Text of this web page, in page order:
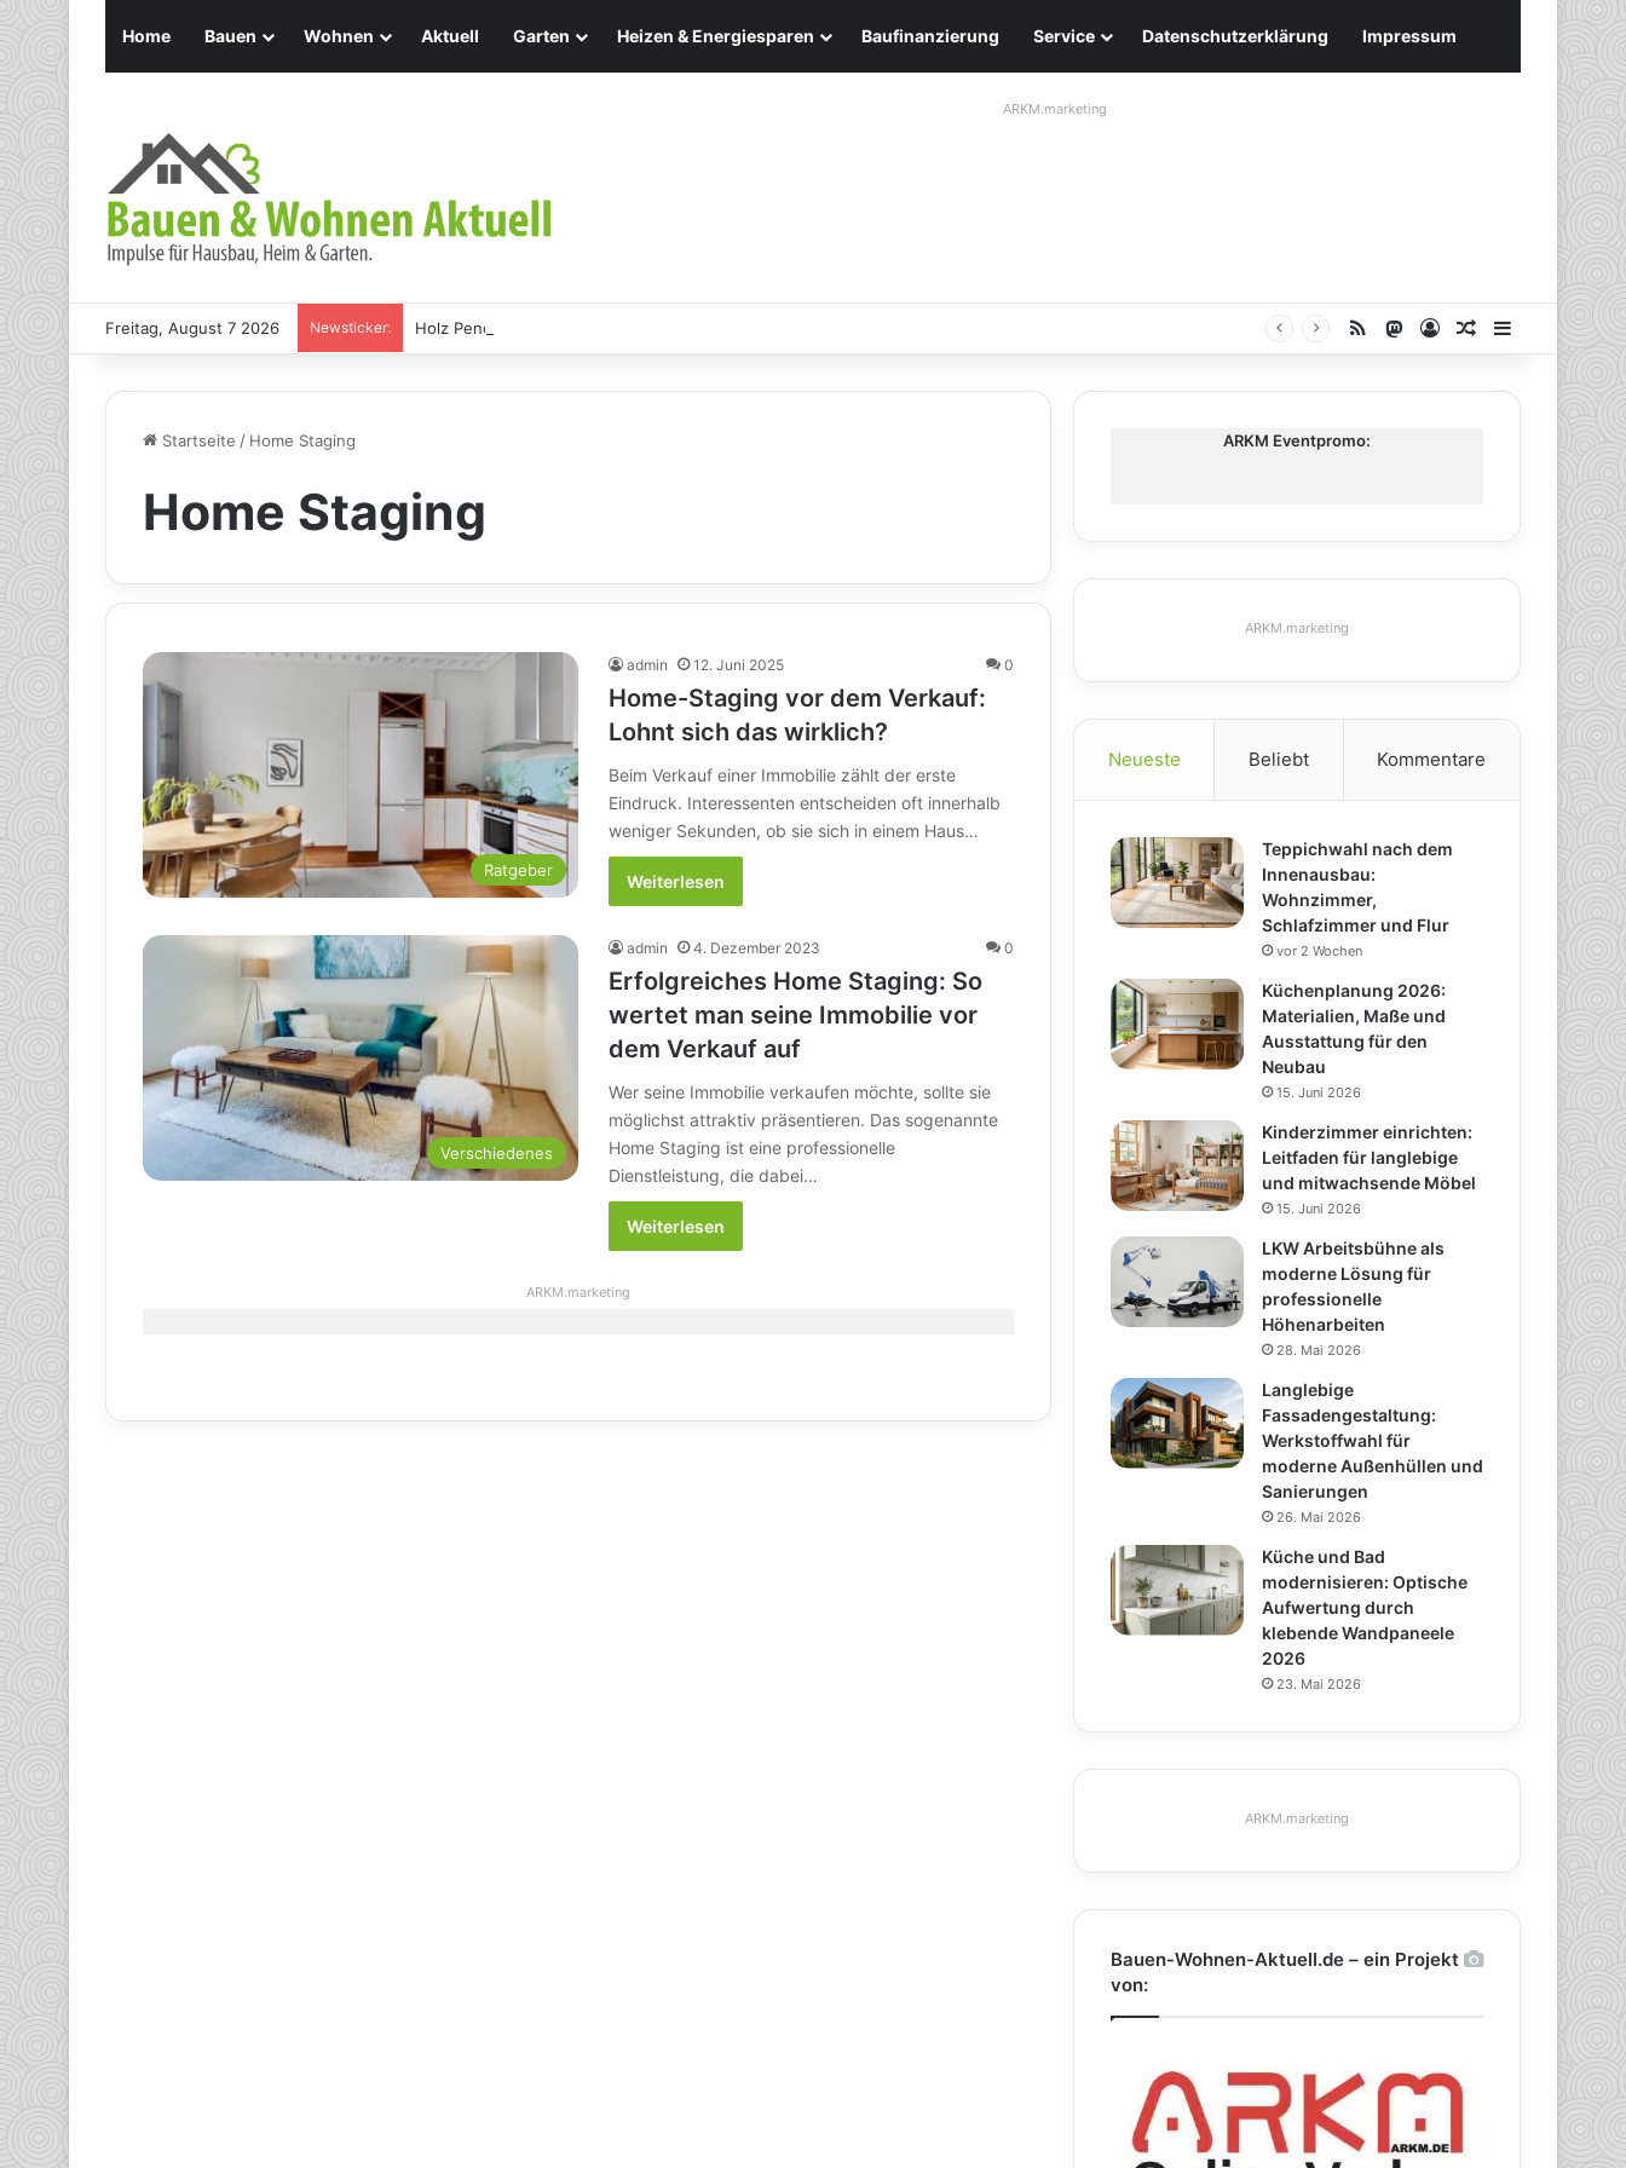
Home Bauen Wohnen Aktuell Garten Heizen & Energiesparen Baufinanzierung Service Datenschutzerklärung Impressum
ARKM.marketing
Freitag, August 7 2026 Newsticker: Holz Pendelleuchten: Eleganz und Nachhaltigkeit für Ihr Zuhause RSS Mastodon
AnmeldenZufälliger
Startseite / Home Staging
Home Staging
Ratgeber
admin 12. Juni 2025 0
Home-Staging vor dem Verkauf:
Lohnt sich das wirklich?
Beim Verkauf einer Immobilie zählt der erste
Eindruck. Interessenten entscheiden oft innerhalb
weniger Sekunden, ob sie sich in einem Haus…
Weiterlesen
Verschiedenes
admin 4. Dezember 2023 0
Erfolgreiches Home Staging: So
wertet man seine Immobilie vor
dem Verkauf auf
Wer seine Immobilie verkaufen möchte, sollte sie
möglichst attraktiv präsentieren. Das sogenannte
Home Staging ist eine professionelle
Dienstleistung, die dabei…
Weiterlesen
ARKM.marketing
ARKM Eventpromo:
ARKM.marketing
Neueste Beliebt Kommentare
Teppichwahl nach dem
Innenausbau:
Wohnzimmer,
Schlafzimmer und Flur
vor 2 Wochen
Küchenplanung 2026:
Materialien, Maße und
Ausstattung für den
Neubau
15. Juni 2026
Kinderzimmer einrichten:
Leitfaden für langlebige
und mitwachsende Möbel
15. Juni 2026
LKW Arbeitsbühne als
moderne Lösung für
professionelle
Höhenarbeiten
28. Mai 2026
Langlebige
Fassadengestaltung:
Werkstoffwahl für
moderne Außenhüllen und
Sanierungen
26. Mai 2026
Küche und Bad
modernisieren: Optische
Aufwertung durch
klebende Wandpaneele
2026
23. Mai 2026
ARKM.marketing
Bauen-Wohnen-Aktuell.de – ein Projekt
von: